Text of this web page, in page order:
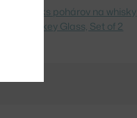
Sada 2 ks pohárov na whisky
Whiskey Glass, Set of 2